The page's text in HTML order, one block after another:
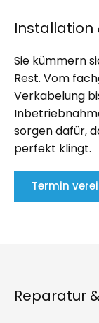
Installation
Sie kümmern
Rest. Vom
Verkabelung
sorgen dafür,
perfekt klingt.
Termin
Reparatur